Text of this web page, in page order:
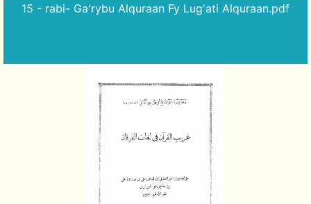
15 - rabi- Ga'rybu Alquraan Fy Lug'ati Alquraan.pdf